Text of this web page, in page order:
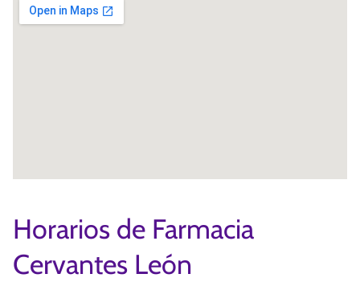
Horarios de Farmacia
Cervantes León